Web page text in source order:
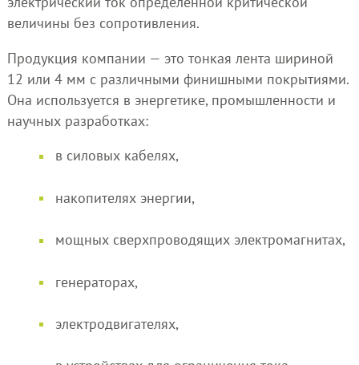
величины без сопротивления.
Продукция компании — это тонкая лента шириной
12 или 4 мм с различными финишными покрытиями.
Она используется в энергетике, промышленности и
научных разработках:
в силовых кабелях,
накопителях энергии,
мощных сверхпроводящих электромагнитах,
генераторах,
электродвигателях,